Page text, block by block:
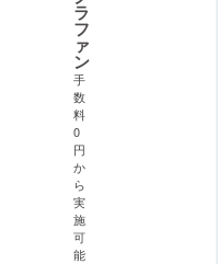
ラ
フ
ァ
ン
手
数
料
0
円
か
ら
実
施
可
能